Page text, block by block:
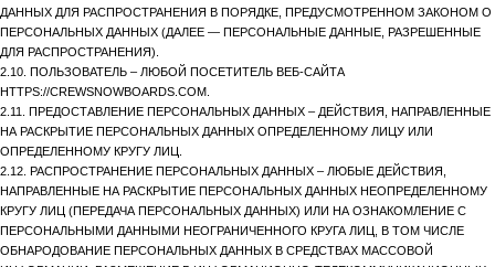
ДАННЫХ ДЛЯ РАСПРОСТРАНЕНИЯ В ПОРЯДКЕ, ПРЕДУСМОТРЕННОМ ЗАКОНОМ О
ПЕРСОНАЛЬНЫХ ДАННЫХ (ДАЛЕЕ — ПЕРСОНАЛЬНЫЕ ДАННЫЕ, РАЗРЕШЕННЫЕ
ДЛЯ РАСПРОСТРАНЕНИЯ).
2.10. ПОЛЬЗОВАТЕЛЬ – ЛЮБОЙ ПОСЕТИТЕЛЬ ВЕБ-САЙТА
HTTPS://CREWSNOWBOARDS.COM.
2.11. ПРЕДОСТАВЛЕНИЕ ПЕРСОНАЛЬНЫХ ДАННЫХ – ДЕЙСТВИЯ, НАПРАВЛЕННЫЕ
НА РАСКРЫТИЕ ПЕРСОНАЛЬНЫХ ДАННЫХ ОПРЕДЕЛЕННОМУ ЛИЦУ ИЛИ
ОПРЕДЕЛЕННОМУ КРУГУ ЛИЦ.
2.12. РАСПРОСТРАНЕНИЕ ПЕРСОНАЛЬНЫХ ДАННЫХ – ЛЮБЫЕ ДЕЙСТВИЯ,
НАПРАВЛЕННЫЕ НА РАСКРЫТИЕ ПЕРСОНАЛЬНЫХ ДАННЫХ НЕОПРЕДЕЛЕННОМУ
КРУГУ ЛИЦ (ПЕРЕДАЧА ПЕРСОНАЛЬНЫХ ДАННЫХ) ИЛИ НА ОЗНАКОМЛЕНИЕ С
ПЕРСОНАЛЬНЫМИ ДАННЫМИ НЕОГРАНИЧЕННОГО КРУГА ЛИЦ, В ТОМ ЧИСЛЕ
ОБНАРОДОВАНИЕ ПЕРСОНАЛЬНЫХ ДАННЫХ В СРЕДСТВАХ МАССОВОЙ